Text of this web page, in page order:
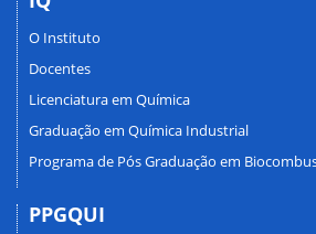
O Instituto
Docentes
Licenciatura em Química
Graduação em Química Industrial
Programa de Pós Graduação em
PPGQUI